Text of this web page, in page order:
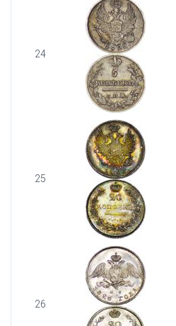
24
25
26